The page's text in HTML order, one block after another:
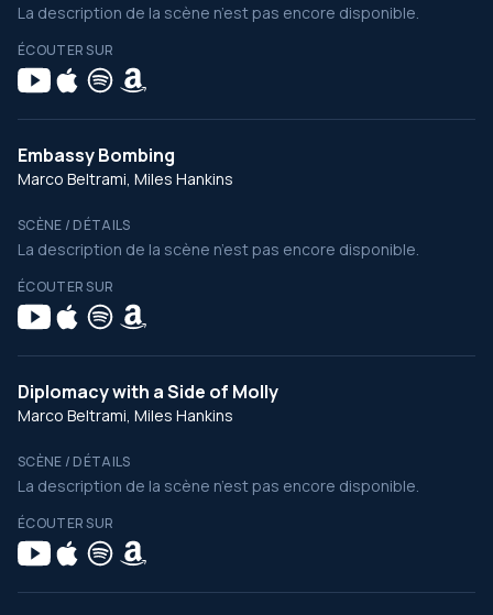
La description de la scène n’est pas encore disponible.
ÉCOUTER SUR
Embassy Bombing
Marco Beltrami, Miles Hankins
SCÈNE / DÉTAILS
La description de la scène n’est pas encore disponible.
ÉCOUTER SUR
Diplomacy with a Side of Molly
Marco Beltrami, Miles Hankins
SCÈNE / DÉTAILS
La description de la scène n’est pas encore disponible.
ÉCOUTER SUR